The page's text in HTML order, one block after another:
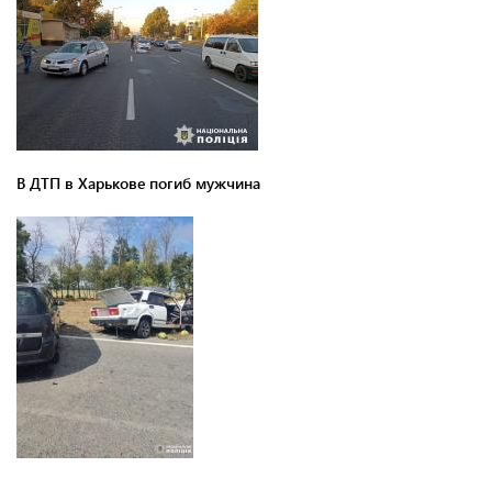
В ДТП в Харькове погиб мужчина